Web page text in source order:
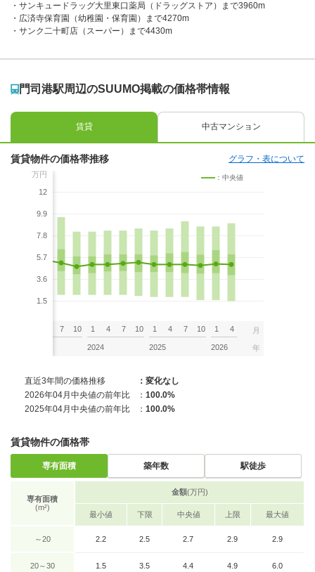
サンキュードラッグ大里東口薬局（ドラッグストア）まで3960m
広済寺保育園（幼稚園・保育園）まで4270m
サンク二十町店（スーパー）まで4430m
門司港駅周辺のSUUMO掲載の価格帯情報
賃貸 中古マンション
賃貸物件の価格帯推移 グラフ・表について
万円
12
9.9
7.8
5.7
3.6
1.5
：中央値
7 10 1 4 7 10
2024
1 4 7 10
2025
1 4
2026
月
年
直近3年間の価格推移
：変化なし
2026年04月中央値の前年比
： 100.0%
2025年04月中央値の前年比
： 100.0%
賃貸物件の価格帯
専有面積 築年数 駅徒歩
専有面積
(m²)
金額(万円)
最小値 下限 中央値 上限 最大値
～20 2.2 2.5 2.7 2.9 2.9
20～30 1.5 3.5 4.4 4.9 6.0